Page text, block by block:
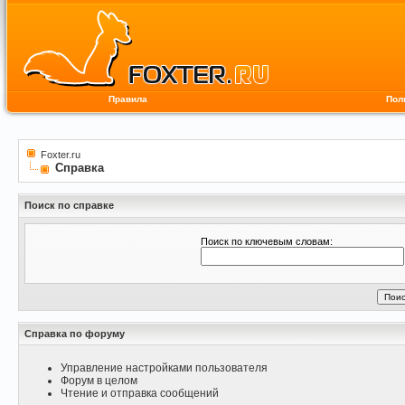
Правила
Foxter.ru
Справка
Поиск по справке
Поиск по ключевым словам:
Справка по форуму
Управление настройками пользователя
Форум в целом
Чтение и отправка сообщений